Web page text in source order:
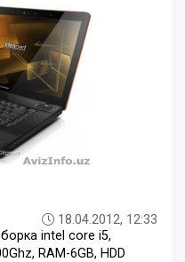
18.04.2012, 12:33
intel core i5,
RAM-6GB, HDD